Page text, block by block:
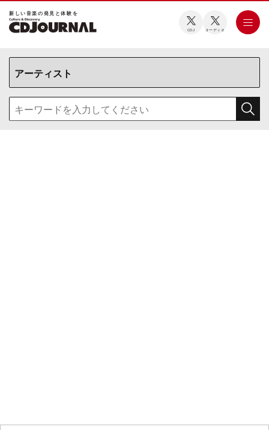
新しい⾳楽の発⾒と体験を
CDJ オーディオ